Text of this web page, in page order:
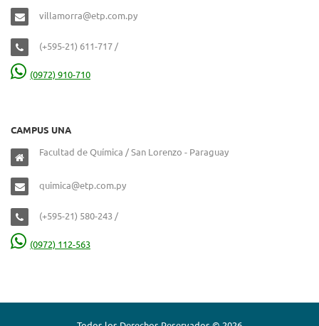
villamorra@etp.com.py
(+595-21) 611-717 /
(0972) 910-710
CAMPUS UNA
Facultad de Química / San Lorenzo - Paraguay
quimica@etp.com.py
(+595-21) 580-243 /
(0972) 112-563